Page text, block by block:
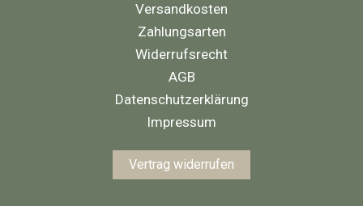
Versandkosten
Zahlungsarten
Widerrufsrecht
AGB
Datenschutzerklärung
Impressum
Vertrag widerrufen